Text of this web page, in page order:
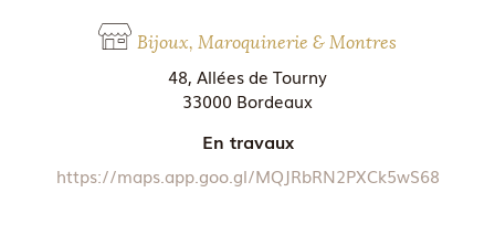
Bijoux, Maroquinerie & Montres
48, Allées de Tourny
33000 Bordeaux
En travaux
https://maps.app.goo.gl/MQJRbRN2PXCk5wS68